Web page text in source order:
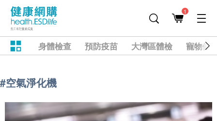
1
身體檢查 預防疫苗 大灣區體檢 寵物健
#空氣淨化機